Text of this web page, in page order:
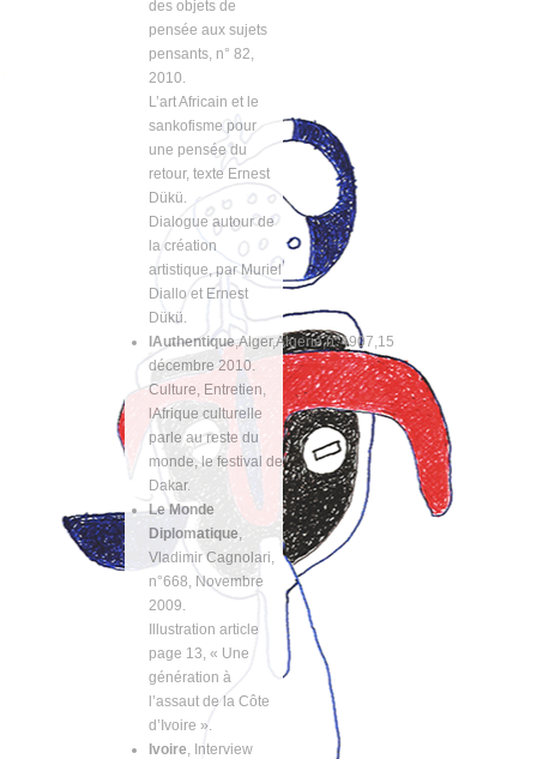
des objets de
pensée aux sujets
pensants, n° 82,
2010.
L’art Africain et le
sankofisme pour
une pensée du
retour, texte Ernest
Dükü.
Dialogue autour de
la création
artistique, par Muriel
Diallo et Ernest
Dükü.
lAuthentique,Alger,Algerie,n°4907,15
décembre 2010.
Culture, Entretien,
lAfrique culturelle
parle au reste du
monde, le festival de
Dakar.
Le Monde
Diplomatique,
Vladimir Cagnolari,
n°668, Novembre
2009.
Illustration article
page 13, « Une
génération à
l’assaut de la Côte
d’Ivoire ».
Ivoire, Interview